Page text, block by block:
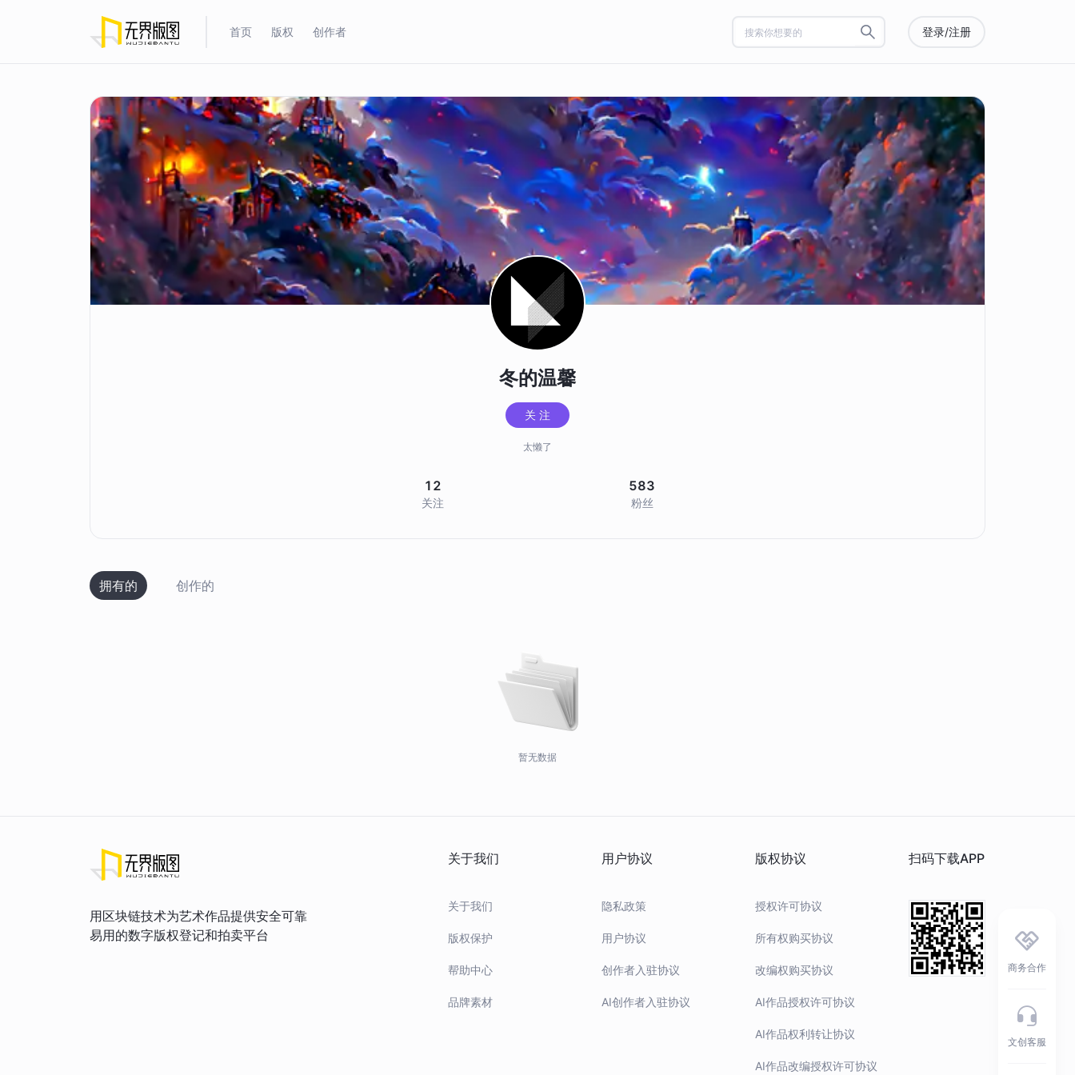
首页 版权 创作者 登录/注册
冬的温馨
关 注
太懒了
12
关注
583
粉丝
拥有的 创作的
暂无数据
用区块链技术为艺术作品提供安全可靠
易用的数字版权登记和拍卖平台
关于我们
关于我们
版权保护
帮助中心
品牌素材
用户协议
隐私政策
用户协议
创作者入驻协议
AI创作者入驻协议
版权协议
授权许可协议
所有权购买协议
改编权购买协议
AI作品授权许可协议
AI作品权利转让协议
AI作品改编授权许可协议
扫码下载APP
商务合作
文创客服